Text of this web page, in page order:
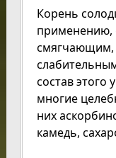
Корень
применению,
смягчающим,
состав этого
многие
них
камедь,